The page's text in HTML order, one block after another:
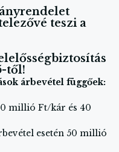
teszi a
től!
árbevétel függőek:
millió Ft/kár és 40
esetén 50 millió